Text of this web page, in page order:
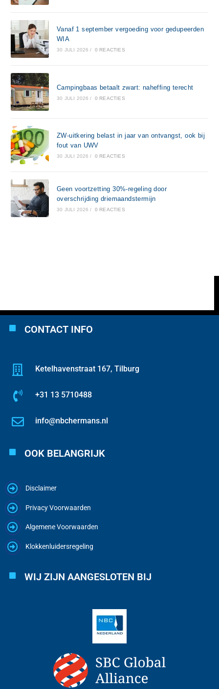
Vanaf 1 september vergoeding voor gedupeerden
WIA
30 JULI 2026 / 0 REACTIES
Campingbaas betaalt zwart: naheffing terecht
30 JULI 2026 / 0 REACTIES
ZW-uitkering belast in jaar van ontvangst, ook bij
fout van UWV
30 JULI 2026 / 0 REACTIES
Geen voortzetting 30%-regeling door
overschrijding driemaandstermijn
30 JULI 2026 / 0 REACTIES
CONTACT INFO
Ketelhavenstraat 167, Tilburg
+31 13 5710488
info@nbchermans.nl
OOK BELANGRIJK
Disclaimer
Privacy Voorwaarden
Algemene Voorwaarden
Klokkenluidersregeling
WIJ ZIJN AANGESLOTEN BIJ